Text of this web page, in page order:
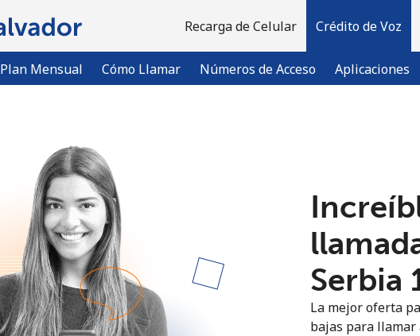
Recarga de Celular Crédito de Voz
Plan Mensual Cómo Llamar Números de Acceso Aplicaciones
¿Ya tienes una cuenta? Inicia sesión →
Regístrate con
Serbia
La mejor oferta
bajas para